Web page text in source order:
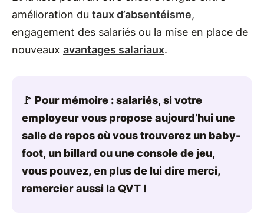
amélioration du taux d’absentéisme,
engagement des salariés ou la mise en place de
nouveaux avantages salariaux.
🚩 Pour mémoire : salariés, si votre
employeur vous propose aujourd’hui une
salle de repos où vous trouverez un baby-
foot, un billard ou une console de jeu,
vous pouvez, en plus de lui dire merci,
remercier aussi la QVT !